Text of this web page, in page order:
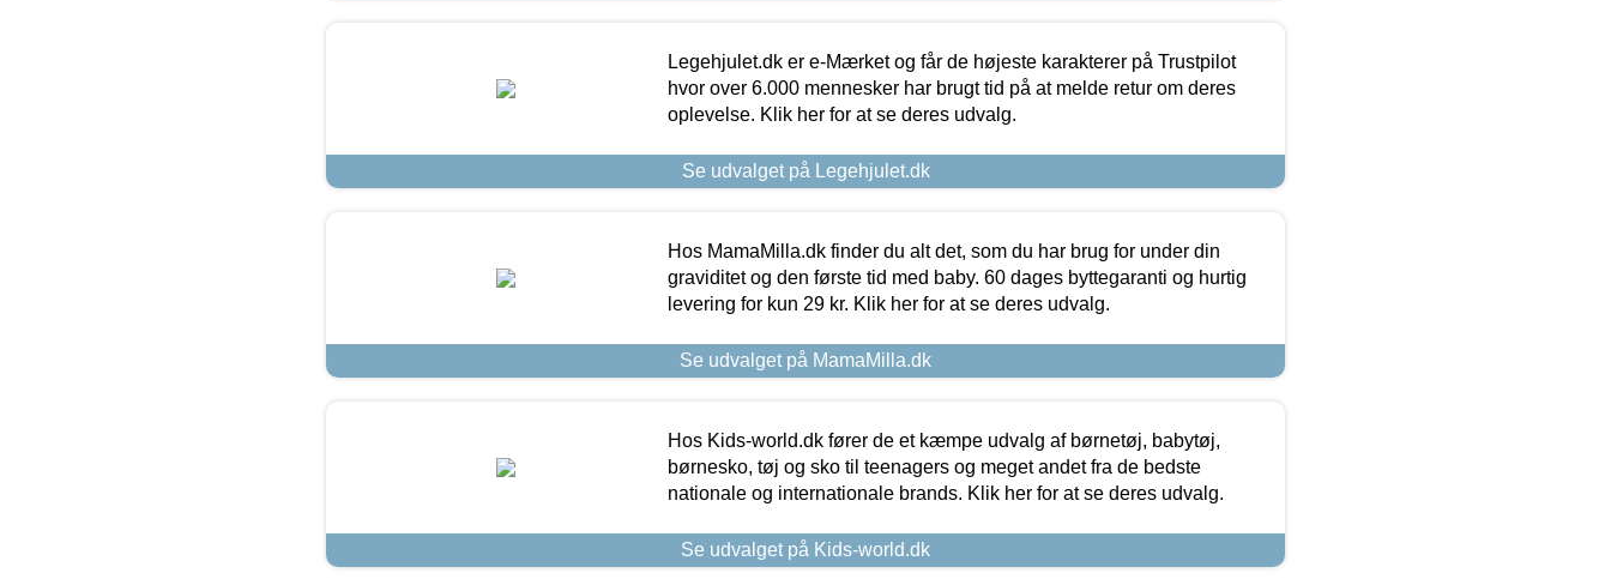
Legehjulet.dk er e-Mærket og får de højeste karakterer på Trustpilot
hvor over 6.000 mennesker har brugt tid på at melde retur om deres
oplevelse. Klik her for at se deres udvalg.
Se udvalget på Legehjulet.dk
Hos MamaMilla.dk finder du alt det, som du har brug for under din
graviditet og den første tid med baby. 60 dages byttegaranti og hurtig
levering for kun 29 kr. Klik her for at se deres udvalg.
Se udvalget på MamaMilla.dk
Hos Kids-world.dk fører de et kæmpe udvalg af børnetøj, babytøj,
børnesko, tøj og sko til teenagers og meget andet fra de bedste
nationale og internationale brands. Klik her for at se deres udvalg.
Se udvalget på Kids-world.dk